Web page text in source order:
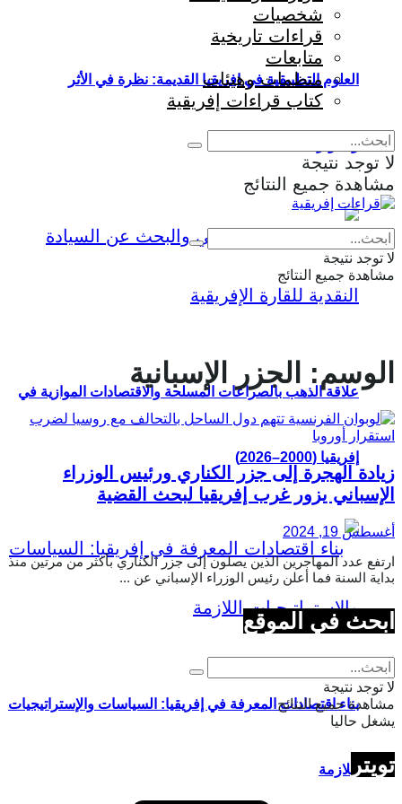
العلوم التطبيقية في إفريقيا القديمة: نظرة في الأثر
والمؤثرات
علاقة الذهب بالصراعات المسلحة والاقتصادات الموازية في
إفريقيا (2000–2026)
بناء اقتصادات المعرفة في إفريقيا: السياسات والإستراتيجيات
اللازمة
شخصيات
قراءات تاريخية
متابعات
منظمات وهيئات
كتاب قراءات إفريقية
لا توجد نتيجة
مشاهدة جميع النتائج
لا توجد نتيجة
مشاهدة جميع النتائج
الوسم: الجزر الإسبانية
زيادة الهجرة إلى جزر الكناري ورئيس الوزراء
الإسباني يزور غرب إفريقيا لبحث القضية
أغسطس 19, 2024
ارتفع عدد المهاجرين الذين يصلون إلى جزر الكناري بأكثر من مرتين منذ
بداية السنة فما أعلن رئيس الوزراء الإسباني عن ...
ابحث في الموقع
لا توجد نتيجة
مشاهدة جميع النتائج
يشغل حاليا
تويتر